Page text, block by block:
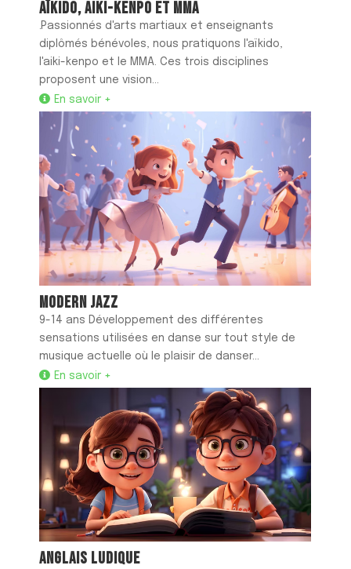
AÏKIDO, AIKI-KENPO ET MMA
.Passionnés d'arts martiaux et enseignants
diplômés bénévoles, nous pratiquons l'aïkido,
l'aiki-kenpo et le MMA. Ces trois disciplines
proposent une vision...
En savoir +
MODERN JAZZ
9-14 ans Développement des différentes
sensations utilisées en danse sur tout style de
musique actuelle où le plaisir de danser...
En savoir +
ANGLAIS LUDIQUE